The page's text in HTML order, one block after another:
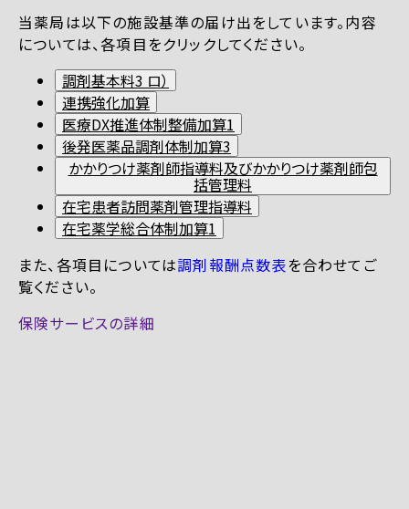
当薬局は以下の施設基準の届け出をしています。内容
については、各項目をクリックしてください。
調剤基本料3 ロ）
連携強化加算
医療DX推進体制整備加算1
後発医薬品調剤体制加算3
かかりつけ薬剤師指導料及びかかりつけ薬剤師包
括管理料
在宅患者訪問薬剤管理指導料
在宅薬学総合体制加算1
また、各項目については調剤報酬点数表を合わせてご
覧ください。
保険サービスの詳細